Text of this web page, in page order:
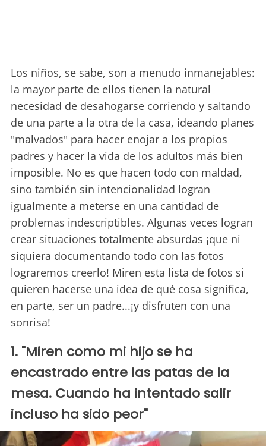
Los niños, se sabe, son a menudo inmanejables:
la mayor parte de ellos tienen la natural
necesidad de desahogarse corriendo y saltando
de una parte a la otra de la casa, ideando planes
"malvados" para hacer enojar a los propios
padres y hacer la vida de los adultos más bien
imposible. No es que hacen todo con maldad,
sino también sin intencionalidad logran
igualmente a meterse en una cantidad de
problemas indescriptibles. Algunas veces logran
crear situaciones totalmente absurdas ¡que ni
siquiera documentando todo con las fotos
lograremos creerlo! Miren esta lista de fotos si
quieren hacerse una idea de qué cosa significa,
en parte, ser un padre...¡y disfruten con una
sonrisa!
1. "Miren como mi hijo se ha
encastrado entre las patas de la
mesa. Cuando ha intentado salir
incluso ha sido peor"